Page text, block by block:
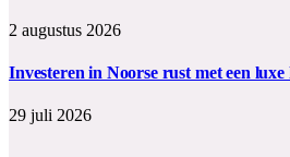
2 augustus 2026
Investeren in Noorse rust met een
29 juli 2026